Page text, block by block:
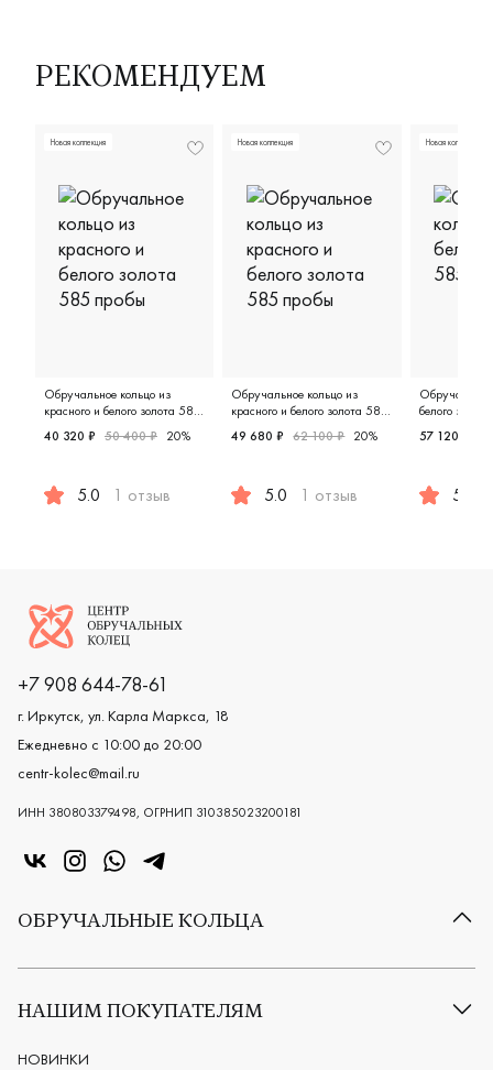
РЕКОМЕНДУЕМ
Новая коллекция
Обручальное кольцо из
красного и белого золота 585
пробы
40 320 ₽ 50 400 ₽ 20%
5.0 1 отзыв
Новая коллекция
Обручальное кольцо из
красного и белого золота 585
пробы
49 680 ₽ 62 100 ₽ 20%
5.0 1 отзыв
Новая коллекция
белого
57 120 ₽
5.0
Логотип компании
+7 908 644-78-61
г. Иркутск, ул. Карла Маркса, 18
Ежедневно с 10:00 до 20:00
centr-kolec@mail.ru
ИНН 380803379498, ОГРНИП 310385023200181
«Центр колец» в VK
«Центр колец» в Instagram
«Центр колец» в Whatsapp
«Центр колец» в Telegram
ОБРУЧАЛЬНЫЕ КОЛЬЦА
Все обручальные кольца
Европейские обручальные кольца
Мужские обручальные кольца
НАШИМ ПОКУПАТЕЛЯМ
НОВИНКИ